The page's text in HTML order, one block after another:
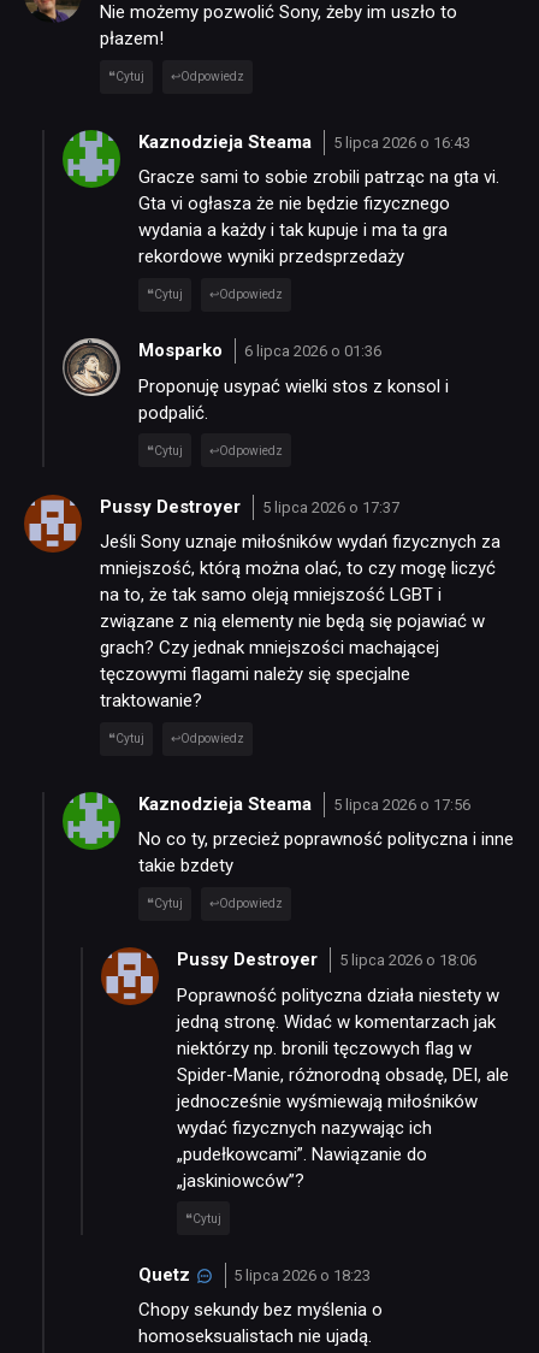
Nie możemy pozwolić Sony, żeby im uszło to
płazem!
Cytuj Odpowiedz
Kaznodzieja Steama 5 lipca 2026 o 16:43
Gracze sami to sobie zrobili patrząc na gta vi.
Gta vi ogłasza że nie będzie fizycznego
wydania a każdy i tak kupuje i ma ta gra
rekordowe wyniki przedsprzedaży
Cytuj Odpowiedz
Mosparko 6 lipca 2026 o 01:36
Proponuję usypać wielki stos z konsol i
podpalić.
Cytuj Odpowiedz
Pussy Destroyer 5 lipca 2026 o 17:37
Jeśli Sony uznaje miłośników wydań fizycznych za
mniejszość, którą można olać, to czy mogę liczyć
na to, że tak samo oleją mniejszość LGBT i
związane z nią elementy nie będą się pojawiać w
grach? Czy jednak mniejszości machającej
tęczowymi flagami należy się specjalne
traktowanie?
Cytuj Odpowiedz
Kaznodzieja Steama 5 lipca 2026 o 17:56
No co ty, przecież poprawność polityczna i inne
takie bzdety
Cytuj Odpowiedz
Pussy Destroyer 5 lipca 2026 o 18:06
Poprawność polityczna działa niestety w
jedną stronę. Widać w komentarzach jak
niektórzy np. bronili tęczowych flag w
Spider-Manie, różnorodną obsadę, DEI, ale
jednocześnie wyśmiewają miłośników
wydać fizycznych nazywając ich
„pudełkowcami”. Nawiązanie do
„jaskiniowców”?
Cytuj
Quetz 5 lipca 2026 o 18:23
Chopy sekundy bez myślenia o
homoseksualistach nie ujadą.